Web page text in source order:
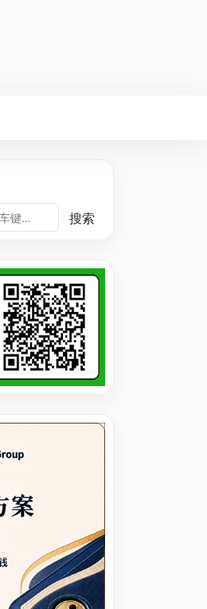
搜索